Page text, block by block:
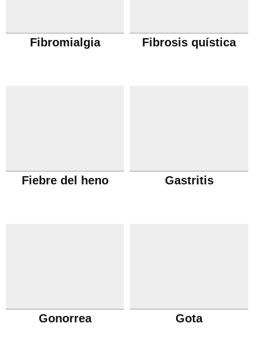
Fibromialgia Fibrosis quística
Fiebre del heno Gastritis
Gonorrea Gota